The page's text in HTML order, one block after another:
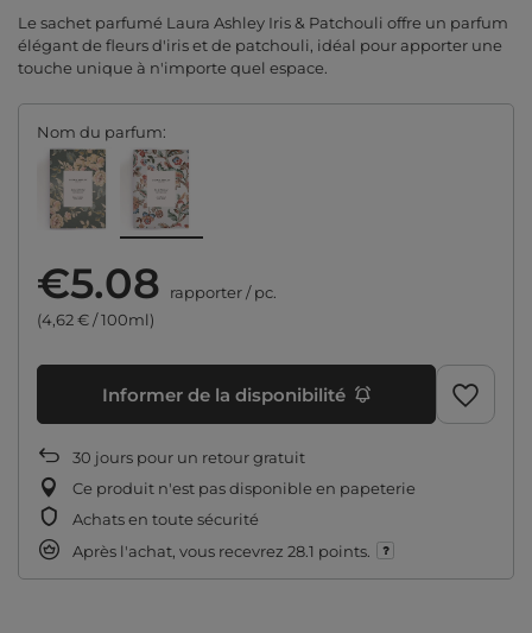
Le sachet parfumé Laura Ashley Iris & Patchouli offre un parfum
élégant de fleurs d'iris et de patchouli, idéal pour apporter une
touche unique à n'importe quel espace.
Nom du parfum
€5.08 rapporter/pc.
(4,62 € / 100ml)
Informer de la disponibilité
30 jours pour un retour gratuit
Ce produit n'est pas disponible en papeterie
Achats en toute sécurité
Après l'achat, vous recevrez 28.1 points.